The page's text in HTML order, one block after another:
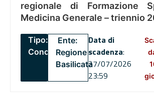
regionale di Formazione
Medicina Generale – triennio
Tipo:
Concorsi
Ente:
Regione
Basilicata
Data di
scadenza:
27/07/2026
23:59